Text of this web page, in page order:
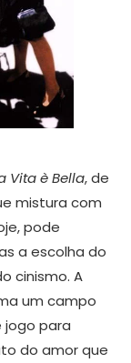
Vita è Bella, de
mistura com
pode
a escolha do
cinismo. A
um campo
para
do amor que